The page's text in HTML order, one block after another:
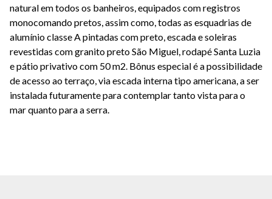
natural em todos os banheiros, equipados com registros
monocomando pretos, assim como, todas as esquadrias de
alumínio classe A pintadas com preto, escada e soleiras
revestidas com granito preto São Miguel, rodapé Santa Luzia
e pátio privativo com 50 m2. Bônus especial é a possibilidade
de acesso ao terraço, via escada interna tipo americana, a ser
instalada futuramente para contemplar tanto vista para o
mar quanto para a serra.